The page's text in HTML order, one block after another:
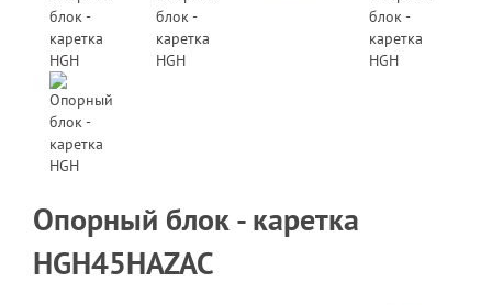
Опорный блок - каретка
HGH45HAZAC